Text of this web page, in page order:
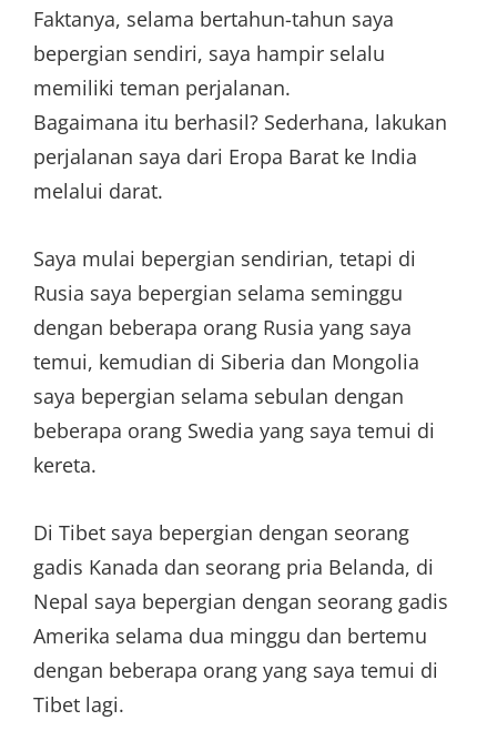
Faktanya, selama bertahun-tahun saya
bepergian sendiri, saya hampir selalu
memiliki teman perjalanan.
Bagaimana itu berhasil? Sederhana, lakukan
perjalanan saya dari Eropa Barat ke India
melalui darat.
Saya mulai bepergian sendirian, tetapi di
Rusia saya bepergian selama seminggu
dengan beberapa orang Rusia yang saya
temui, kemudian di Siberia dan Mongolia
saya bepergian selama sebulan dengan
beberapa orang Swedia yang saya temui di
kereta.
Di Tibet saya bepergian dengan seorang
gadis Kanada dan seorang pria Belanda, di
Nepal saya bepergian dengan seorang gadis
Amerika selama dua minggu dan bertemu
dengan beberapa orang yang saya temui di
Tibet lagi.